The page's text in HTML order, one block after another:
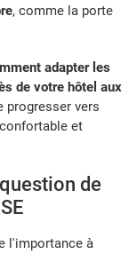
, comme la porte
adapter les
de votre hôtel aux
progresser vers
et
de
l'importance à